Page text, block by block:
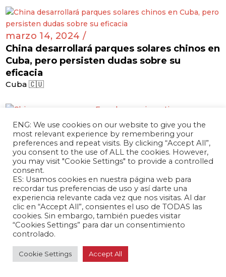
Argentina 🇦🇷
marzo 14, 2024 /
China desarrollará parques solares chinos en
Cuba, pero persisten dudas sobre su
Cuba 🇨🇺
marzo 13, 2024 /
China no coopera con Ecuador para
investigar corrupción del exembajador
Runguo
Ecuador 🇪🇨
marzo 13, 2024 /
ENG: We use cookies on our website to give you the
most relevant experience by remembering your
preferences and repeat visits. By clicking “Accept All”,
you consent to the use of ALL the cookies. However,
you may visit "Cookie Settings" to provide a controlled
consent.
ES: Usamos cookies en nuestra página web para
recordar tus preferencias de uso y así darte una
experiencia relevante cada vez que nos visitas. Al dar
clic en “Accept All”, consientes el uso de TODAS las
cookies. Sin embargo, también puedes visitar
“Cookies Settings” para dar un consentimiento
controlado.
Cookie Settings Accept All